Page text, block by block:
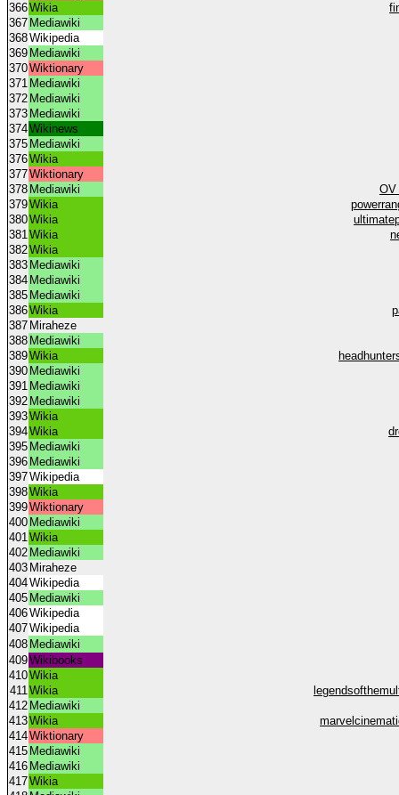
366Wikia
367 Mediawiki
368Wikipedia
369 Mediawiki
370Wiktionary
371 Mediawiki
372 Mediawiki
373 Mediawiki
374Wikinews
375 Mediawiki
376Wikia
377Wiktionary
378 Mediawiki
OV
379Wikia
380Wikia
381Wikia
382Wikia
383 Mediawiki
384 Mediawiki
385 Mediawiki
386Wikia
387 Miraheze
388 Mediawiki
389Wikia
390 Mediawiki
391 Mediawiki
392 Mediawiki
393Wikia
394Wikia
395 Mediawiki
396 Mediawiki
397Wikipedia
398Wikia
399Wiktionary
400 Mediawiki
401Wikia
402 Mediawiki
403 Miraheze
404Wikipedia
405 Mediawiki
406Wikipedia
407Wikipedia
408 Mediawiki
409Wikibooks
410Wikia
411Wikia
412 Mediawiki
413Wikia
414Wiktionary
415 Mediawiki
416 Mediawiki
417Wikia